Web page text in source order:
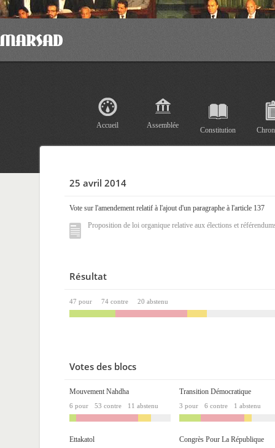
Accueil Assemblée
Constitution
25 avril 2014
Vote sur l'amendement relatif à l'ajout d'un paragraphe à l'article 137
Proposition de loi organique relative aux élections et
Résultat
47 pour 74 contre 20 abstenu
Votes des blocs
Mouvement Nahdha
6 pour 53 contre 11 abstenu
Transition Démocratique
3 pour 6 contre 1 abstenu
Ettakatol Congrès Pour La République